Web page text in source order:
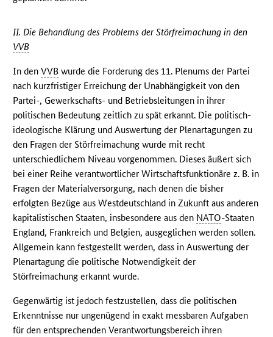
II. Die Behandlung des Problems der Störfreimachung in den
VVB
In denVVB wurde die Forderung des 11. Plenums der Partei
nach kurzfristiger Erreichung der Unabhängigkeit von den
Partei-, Gewerkschafts- und Betriebsleitungen in ihrer
politischen Bedeutung zeitlich zu spät erkannt. Die politisch-
ideologische Klärung und Auswertung der Plenartagungen zu
den Fragen der Störfreimachung wurde mit recht
unterschiedlichem Niveau vorgenommen. Dieses äußert sich
bei einer Reihe verantwortlicher Wirtschaftsfunktionäre z. B. in
Fragen der Materialversorgung, nach denen die bisher
erfolgten Bezüge aus Westdeutschland in Zukunft aus anderen
kapitalistischen Staaten, insbesondere aus den NATO-Staaten
England, Frankreich und Belgien, ausgeglichen werden sollen.
Allgemein kann festgestellt werden, dass in Auswertung der
Plenartagung die politische Notwendigkeit der
Störfreimachung erkannt wurde.
Gegenwärtig ist jedoch festzustellen, dass die politischen
Erkenntnisse nur ungenügend in exakt messbaren Aufgaben
für den entsprechenden Verantwortungsbereich ihren